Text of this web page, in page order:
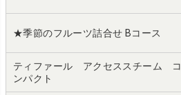
★季節のフルーツ詰合せ Bコース
ティファール アクセススチーム コ
ンパクト